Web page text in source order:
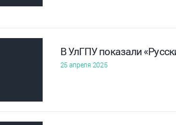
В УлГПУ показали
25 апреля 2025